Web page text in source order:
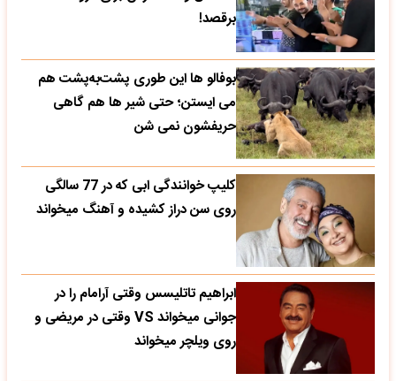
برقصد!
بوفالو ها این‌ طوری پشت‌به‌پشت هم
می‌ ایستن؛ حتی شیر ها هم گاهی
حریفشون نمی‌ شن
کلیپ خوانندگی ابی که در 77 سالگی
روی سن دراز کشیده و آهنگ میخواند
ابراهیم تاتلیسس وقتی آرامام را در
جوانی میخواند VS وقتی در مریضی و
روی ویلچر میخواند